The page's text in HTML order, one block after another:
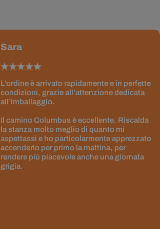
Sara
L’ordine è arrivato rapidamente e in perfette
condizioni, grazie all’attenzione dedicata
all’imballaggio.
Il camino Columbus è eccellente. Riscalda
la stanza molto meglio di quanto mi
aspettassi e ho particolarmente apprezzato
accenderlo per primo la mattina, per
rendere più piacevole anche una giornata
grigia.